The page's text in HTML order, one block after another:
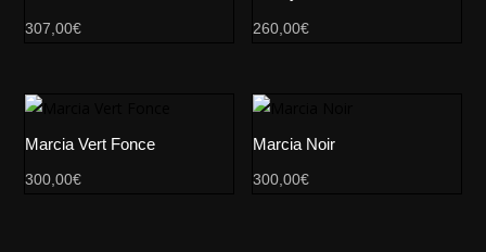
307,00€ 260,00€
Marcia Vert Fonce
300,00€
Marcia Noir
300,00€